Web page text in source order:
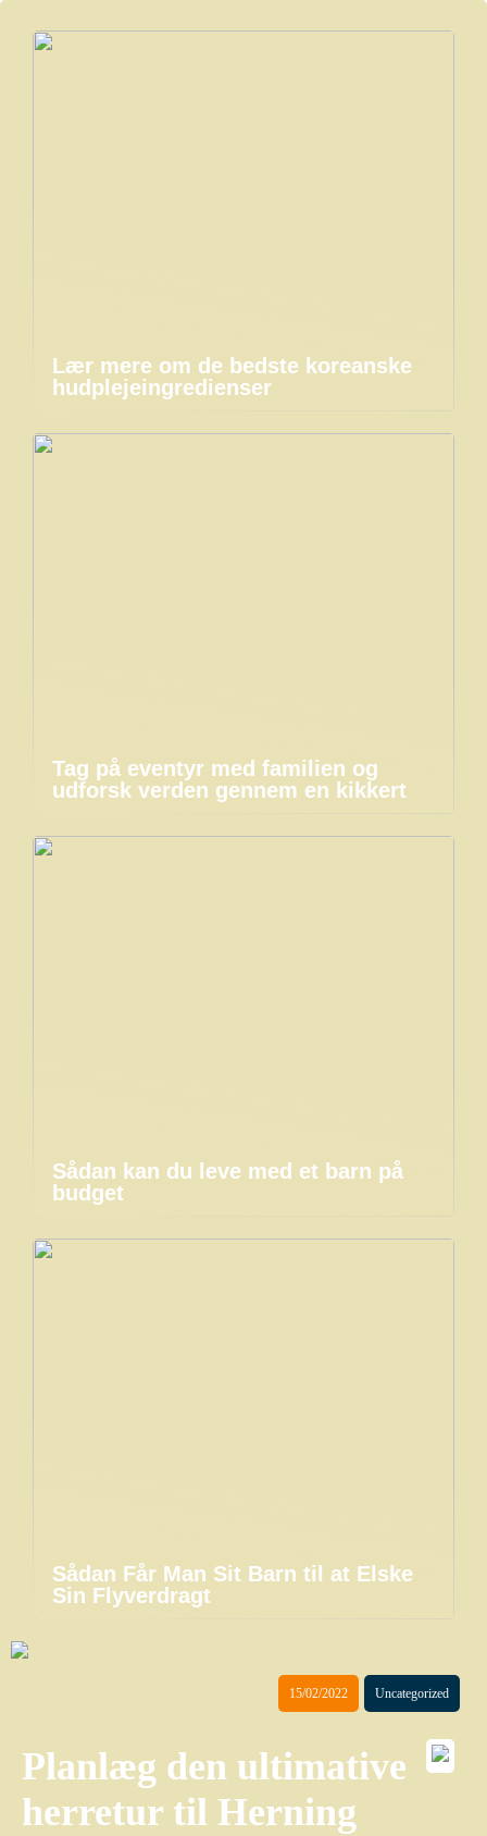
Lær mere om de bedste koreanske
hudplejeingredienser
Tag på eventyr med familien og
udforsk verden gennem en kikkert
Sådan kan du leve med et barn på
budget
Sådan Får Man Sit Barn til at Elske
Sin Flyverdragt
15/02/2022 Uncategorized
Planlæg den ultimative
herretur til Herning